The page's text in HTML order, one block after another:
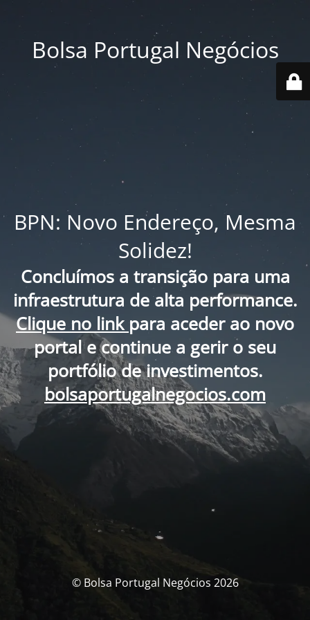
Bolsa Portugal Negócios
BPN: Novo Endereço, Mesma
Solidez!
Concluímos a transição para uma
infraestrutura de alta performance.
Clique no link para aceder ao novo
portal e continue a gerir o seu
portfólio de investimentos.
bolsaportugalnegocios.com
© Bolsa Portugal Negócios 2026